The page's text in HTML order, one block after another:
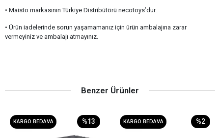
• Maisto markasının Türkiye Distribütörü necotoys’dur.
• Ürün iadelerinde sorun yaşamamanız için ürün ambalajına zarar
vermeyiniz ve ambalajı atmayınız.
Benzer Ürünler
KARGO BEDAVA %13 KARGO BEDAVA %2